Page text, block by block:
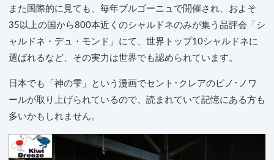
また国際的に見ても、毎年ブルゴーニュで開催され、およそ
35以上の国から800本近くのシャルドネのみが集う品評会「シ
ャルドネ・デュ・モンド」にて、世界トップ10シャルドネに
選ばれるなど、その実力は世界でも認められています。
日本でも「神の雫」という漫画でセント･クレアのピノ･ノワ
ールが取り上げられているので、読まれていて記憶にある方も
多いかもしれません。